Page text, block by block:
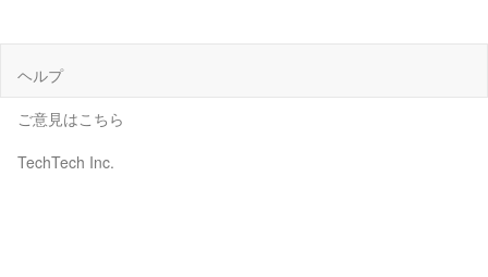
ヘルプ
ご意見はこちら
TechTech Inc.